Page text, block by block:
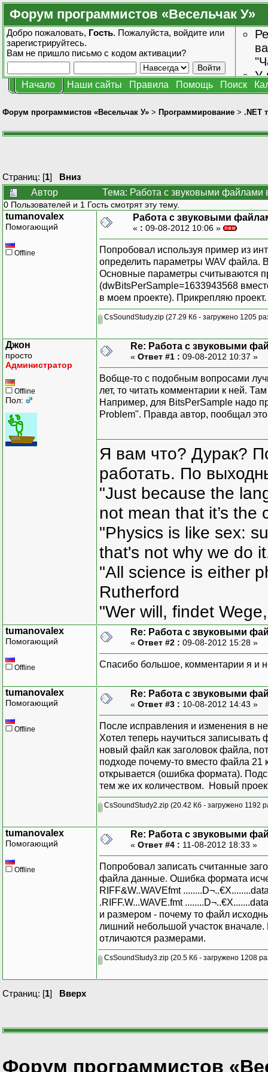
Форум программистов «Весельчак У»
Добро пожаловать, Гость. Пожалуйста, войдите или
зарегистрируйтесь.
Вам не пришло письмо с кодом активации?
У
Начало Наши сайты Правила Помощь Поиск
Форум программистов «Весельчак У» > Программирование > .NET
Страниц: [1] Вниз
Автор
Тема: Работа с звуковыми файлами
0 Пользователей и 1 Гость смотрят эту тему.
tumanovalex
Помогающий
Offline
Работа с звуковыми
« : 09-08-2012 10:06 »
Попробовал используя пример из
определить параметры WAV файла.
Основные параметры считываются
(dwBitsPerSample=1633943568
в моем проекте). Прикрепляю
CsSoundStudy.zip (27.29 Кб - загружено 1205
Джон
просто
Администратор
Offline
Пол:
Re: Работа с звуковыми
« Ответ #1 : 09-08-2012 10:37 »
Вобще-то с подобным вопросами
лет, то читать комментарии к ней.
Например, для BitsPerSample надо
Problem". Правда автор, пообщал
Я вам что? Дурак?
работать. По
"Just because the
not mean that it’s the
"Physics is like sex:
that's not why we do
"All science is either
Rutherford
"Wer will, findet
tumanovalex
Помогающий
Offline
Re: Работа с звуковыми
« Ответ #2 : 09-08-2012 15:28 »
Спасибо большое, комментарии я и
tumanovalex
Помогающий
Offline
Re: Работа с звуковыми
« Ответ #3 : 10-08-2012 14:43 »
После исправления и изменения в
Хотел теперь научиться записывать
новый файл как заголовок файла,
подходе почему-то вместо файла 21
открывается (ошибка формата).
тем же их количеством. Новый
CsSoundStudy2.zip (20.42 Кб - загружено 1192
tumanovalex
Помогающий
Offline
Re: Работа с звуковыми
« Ответ #4 : 11-08-2012 18:33 »
Попробовал записать считанные
файла данные. Ошибка формата
RIFF&W..WAVEfmt
.RIFF.W...WAVE.fmt
и размером - почему то файл
лишний небольшой участок
отличаются размерами.
CsSoundStudy3.zip (20.5 Кб - загружено 1208
Страниц: [1] Вверх
Форум программистов